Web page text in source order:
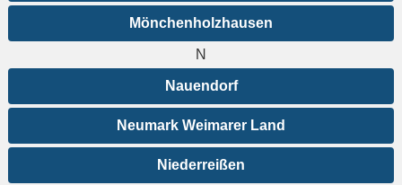
Mönchenholzhausen
N
Nauendorf
Neumark Weimarer Land
Niederreißen